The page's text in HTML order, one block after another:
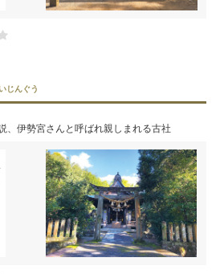
じんぐう
、伊勢宮さんと呼ばれ親しまれる古社